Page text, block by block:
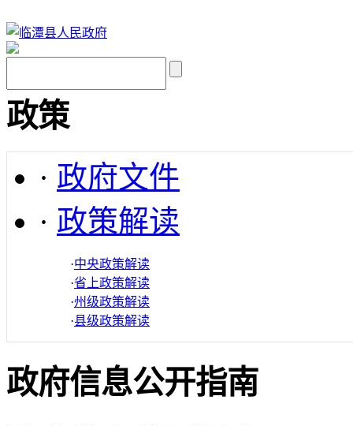
政策
· 政府文件
· 政策解读
·中央政策解读
·省上政策解读
·州级政策解读
·县级政策解读
政府信息公开指南